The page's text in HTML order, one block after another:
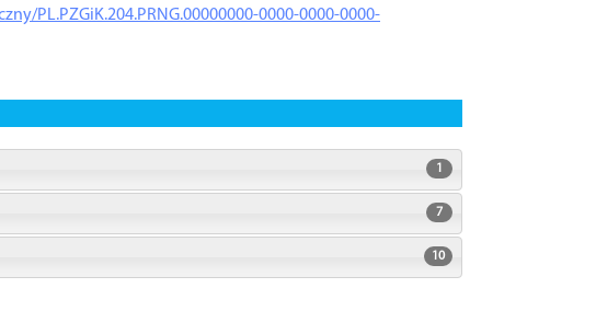
PL.PZGiK.204.PRNG.00000000-0000-0000-0000-
1
7
10